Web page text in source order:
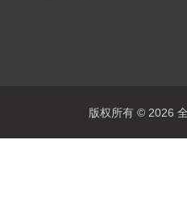
版权所有 © 2026